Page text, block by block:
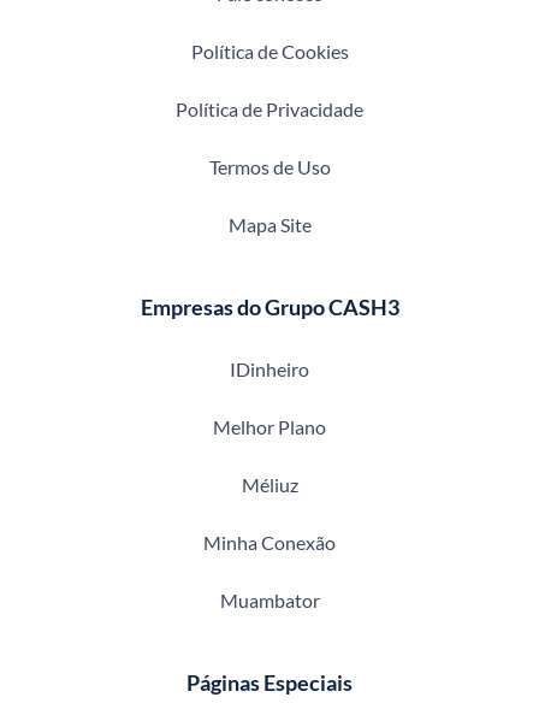
Política de Cookies
Política de Privacidade
Termos de Uso
Mapa Site
Empresas do Grupo CASH3
IDinheiro
Melhor Plano
Méliuz
Minha Conexão
Muambator
Páginas Especiais